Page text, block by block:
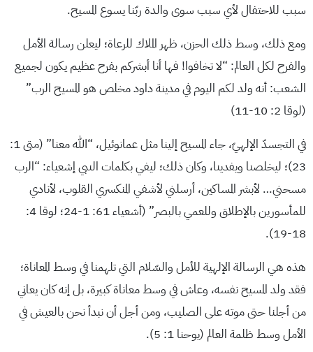
سبب للاحتفال لأي سبب سوى والدة ربّنا يسوع المسيح.
ومع ذلك، وسط ذلك الحزن، ظهر الملاك للرعاة؛ ليعلن رسالة الأمل
والفرح لكل العالم: “لا تخافوا! فها أنا أبشركم بفرح عظيم يكون لجميع
الشعب: أنه ولد لكم اليوم في مدينة داود مخلص هو المسيح الرب”
(لوقا 2: 10-11)
في التجسدّ الإلهيّ، جاء المسيح إلينا مثل عمانوئيل، “الله معنا” (متى 1:
23)؛ ليخلصنا ويفدينا، وكان ذلك؛ ليفي بكلمات النبي إشعياء: “الرب
مسحني… لأبشر المساكين، أرسلني لأشفي المنكسري القلوب، لأنادي
للمأسورين بالإطلاق وللعمي بالبصر” (أشعياء 61: 1-24؛ لوقا 4:
18-19).
هذه هي الرسالة الإلهية للأمل والسّلام التي تلهمنا في وسط المعاناة؛
فقد ولد المسيح نفسه، وعاش في وسط معاناة كبيرة، بل إنه كان يعاني
من أجلنا حتى موته على الصليب، ومن أجل أن نبدأ نحن بالعيش في
الأمل وسط ظلمة العالم (يوحنا 1: 5).